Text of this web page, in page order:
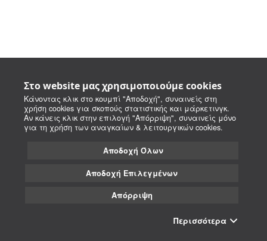
Στο website μας χρησιμοποιούμε cookies
Κάνοντας κλικ στο κουμπί "Αποδοχή", συναινείς στη
χρήση cookies για σκοπούς στατιστικής και μάρκετινγκ.
Αν κάνεις κλικ στην επιλογή "Απόρριψη", συναινείς μόνο
για τη χρήση των αναγκαίων & λειτουργικών cookies.
Αποδοχή Όλων
Αποδοχή Επιλεγμένων
Απόρριψη
Περισσότερα